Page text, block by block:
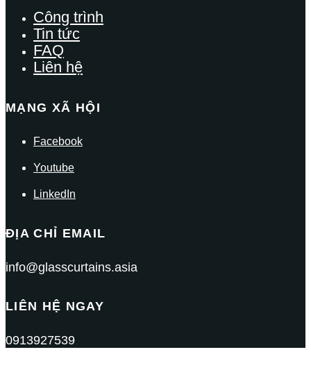
Công trình
Tin tức
FAQ
Liên hệ
MẠNG XÃ HỘI
Facebook
Youtube
LinkedIn
ĐỊA CHỈ EMAIL
info@glasscurtains.asia
LIÊN HỆ NGAY
0913927539